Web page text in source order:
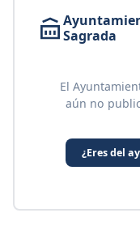
Sagrada
El
aún no
¿Eres del